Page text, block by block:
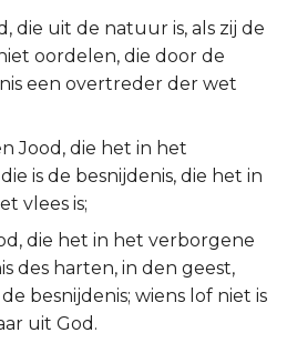
die uit de natuur is, als zij de
oordelen, die door de
een overtreder der wet
Jood, die het in het
is de besnijdenis, die het in
vlees is;
die het in het verborgene
des harten, in den geest,
besnijdenis; wiens lof niet is
uit God.